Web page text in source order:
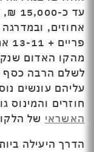
אחוזים,
מהקו האדום
לשלם הרבה כסף
עליהם עונשים
חוזרים והמינוס
האשראי של
הדרך היעילה